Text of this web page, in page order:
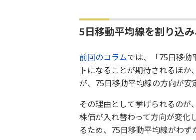
5日移動平均線を割り込
前回のコラムでは、「75日移動
トになることが期待されるほ
が、75日移動平均線の方向が安
その理由として挙げられるのが
株価が入れ替わって方向が変化
るため、75日移動平均線がわず